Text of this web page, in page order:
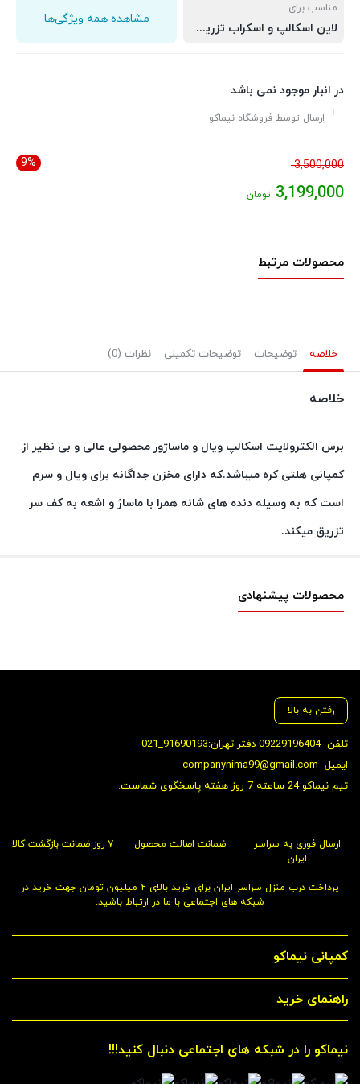
مناسب برای
لاین اسکالپ و اسکراب تزریق ویال به صورت غلتکی
مشاهده همه ویژگی‌ها
در انبار موجود نمی باشد
ارسال توسط فروشگاه نیماکو
9% 3,500,000قیمت
اصلی:
3,199,000 تومان
3,199,000 تومان.
محصولات مرتبط
خلاصه توضیحات توضیحات تکمیلی نظرات (0)
خلاصه
برس الکترولایت اسکالپ ویال و ماساژور محصولی عالی و بی نظیر از
کمپانی هلتی کره میباشد.که دارای مخزن جداگانه برای ویال و سرم
است که به وسیله دنده های شانه همرا با ماساژ و اشعه به کف سر
تزریق میکند.
محصولات پیشنهادی
رفتن به بالا
تلفن09229196404 دفتر تهران:91690193_021
ایمیل companynima99@gmail.com
تیم نیماکو 24 ساعته 7 روز هفته پاسخگوی شماست.
ارسال فوری به سراسر
ایران
ضمانت اصالت محصول ۷ روز ضمانت بازگشت کالا
پرداخت درب منزل سراسر ایران برای خرید بالای ۲ میلیون تومان جهت خرید در
شبکه های اجتماعی با ما در ارتباط باشید.
کمپانی نیماکو
راهنمای خرید
نیماکو را در شبکه های اجتماعی دنبال کنید!!!